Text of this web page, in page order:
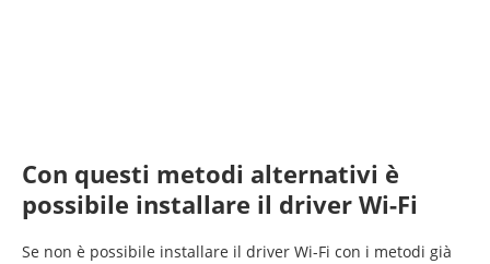
Con questi metodi alternativi è
possibile installare il driver Wi-Fi
Se non è possibile installare il driver Wi-Fi con i metodi già